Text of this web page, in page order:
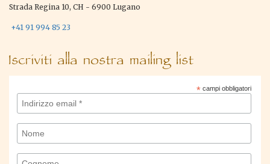
Strada Regina 10, CH - 6900 Lugano
+41 91 994 85 23
Iscriviti alla nostra mailing list
*campi obbligatori